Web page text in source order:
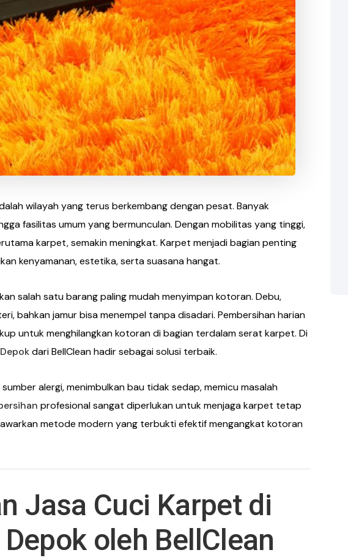
wilayah yang terus berkembang dengan pesat. Banyak
fasilitas umum yang bermunculan. Dengan mobilitas yang tinggi,
karpet, semakin meningkat. Karpet menjadi bagian penting
kenyamanan, estetika, serta suasana hangat.
salah satu barang paling mudah menyimpan kotoran. Debu,
bahkan jamur bisa menempel tanpa disadari. Pembersihan harian
untuk menghilangkan kotoran di bagian terdalam serat karpet. Di
dari BellClean hadir sebagai solusi terbaik.
alergi, menimbulkan bau tidak sedap, memicu masalah
profesional sangat diperlukan untuk menjaga karpet tetap
metode modern yang terbukti efektif mengangkat kotoran
Jasa Cuci Karpet di
oleh BellClean